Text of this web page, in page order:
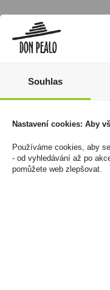
Miniaturka
Klasik St.Nicolaus
Souhlas
Nastavení cookies: Aby
Používáme cookies, aby
- od vyhledávání až po
pomůžete web zlepšovat.